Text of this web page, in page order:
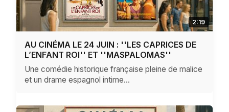
2:19
AU CINÉMA LE 24 JUIN : ''LES CAPRICES DE
L’ENFANT ROI'' ET ''MASPALOMAS''
Une comédie historique française pleine de malice
et un drame espagnol intime…